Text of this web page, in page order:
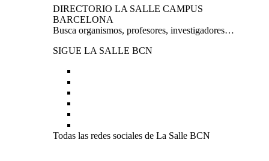
DIRECTORIO LA SALLE CAMPUS
BARCELONA
Busca organismos, profesores, investigadores…
SIGUE LA SALLE BCN
Todas las redes sociales de La Salle BCN